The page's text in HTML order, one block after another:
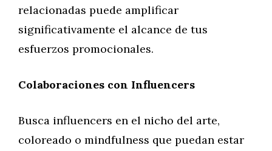
relacionadas puede amplificar
significativamente el alcance de tus
esfuerzos promocionales.
Colaboraciones con Influencers
Busca influencers en el nicho del arte,
coloreado o mindfulness que puedan estar